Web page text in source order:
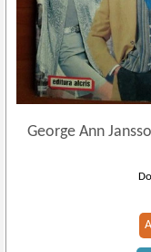
George Ann